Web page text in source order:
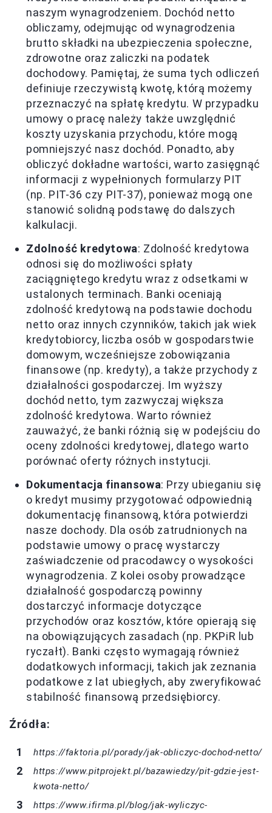
naszym wynagrodzeniem. Dochód netto
obliczamy, odejmując od wynagrodzenia
brutto składki na ubezpieczenia społeczne,
zdrowotne oraz zaliczki na podatek
dochodowy. Pamiętaj, że suma tych odliczeń
definiuje rzeczywistą kwotę, którą możemy
przeznaczyć na spłatę kredytu. W przypadku
umowy o pracę należy także uwzględnić
koszty uzyskania przychodu, które mogą
pomniejszyć nasz dochód. Ponadto, aby
obliczyć dokładne wartości, warto zasięgnąć
informacji z wypełnionych formularzy PIT
(np. PIT-36 czy PIT-37), ponieważ mogą one
stanowić solidną podstawę do dalszych
kalkulacji.
Zdolność kredytowa: Zdolność kredytowa
odnosi się do możliwości spłaty
zaciągniętego kredytu wraz z odsetkami w
ustalonych terminach. Banki oceniają
zdolność kredytową na podstawie dochodu
netto oraz innych czynników, takich jak wiek
kredytobiorcy, liczba osób w gospodarstwie
domowym, wcześniejsze zobowiązania
finansowe (np. kredyty), a także przychody z
działalności gospodarczej. Im wyższy
dochód netto, tym zazwyczaj większa
zdolność kredytowa. Warto również
zauważyć, że banki różnią się w podejściu do
oceny zdolności kredytowej, dlatego warto
porównać oferty różnych instytucji.
Dokumentacja finansowa: Przy ubieganiu się
o kredyt musimy przygotować odpowiednią
dokumentację finansową, która potwierdzi
nasze dochody. Dla osób zatrudnionych na
podstawie umowy o pracę wystarczy
zaświadczenie od pracodawcy o wysokości
wynagrodzenia. Z kolei osoby prowadzące
działalność gospodarczą powinny
dostarczyć informacje dotyczące
przychodów oraz kosztów, które opierają się
na obowiązujących zasadach (np. PKPiR lub
ryczałt). Banki często wymagają również
dodatkowych informacji, takich jak zeznania
podatkowe z lat ubiegłych, aby zweryfikować
stabilność finansową przedsiębiorcy.
Źródła:
https://faktoria.pl/porady/jak-obliczyc-dochod-netto/
https://www.pitprojekt.pl/bazawiedzy/pit-gdzie-jest-
kwota-netto/
https://www.ifirma.pl/blog/jak-wyliczyc-